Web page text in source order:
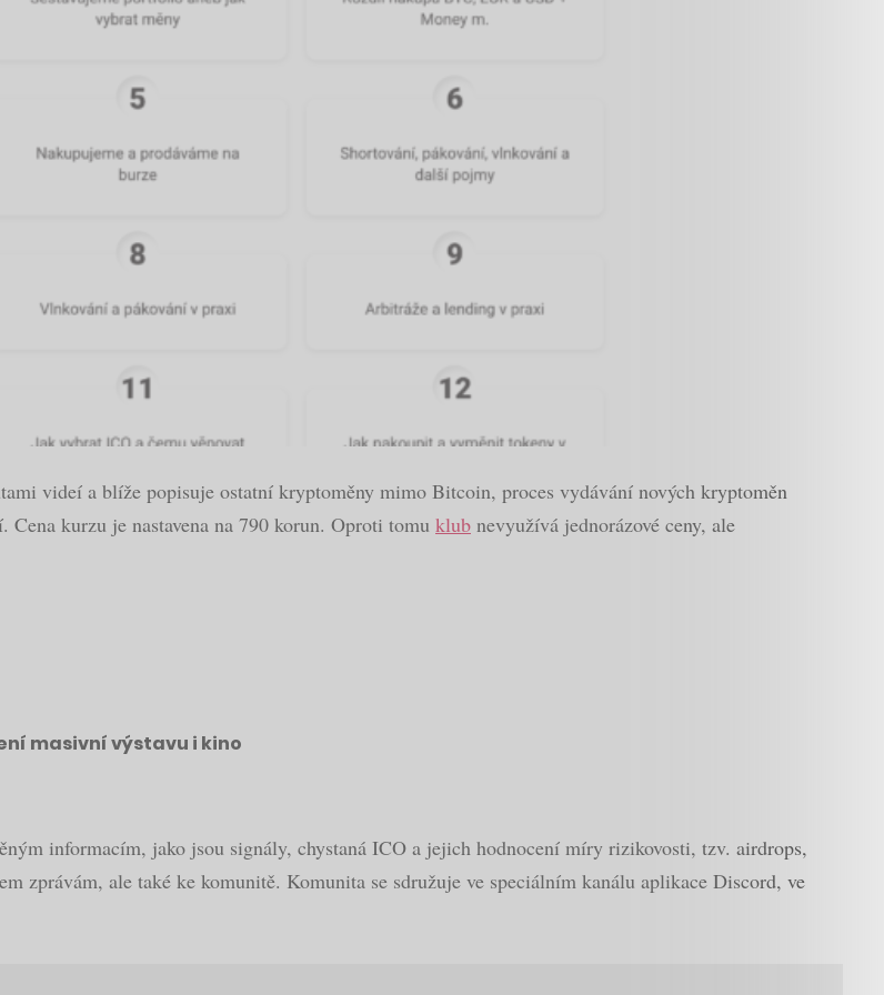
videí a blíže popisuje ostatní kryptoměny mimo Bitcoin, proces vydávání nových kryptoměn
kurzu je nastavena na 790 korun. Oproti tomu klub nevyužívá jednorázové ceny, ale
masivní výstavu i kino
informacím, jako jsou signály, chystaná ICO a jejich hodnocení míry rizikovosti, tzv. airdrops,
zprávám, ale také ke komunitě. Komunita se sdružuje ve speciálním kanálu aplikace Discord, ve